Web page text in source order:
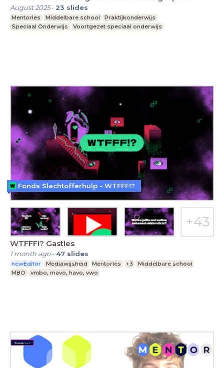
August 2025- 23 slides
Mentorles Middelbare school
Praktijkonderwijs
Speciaal Onderwijs
Voortgezet speciaal onderwijs
WTFFF!? Gastles
1 month ago- 47 slides
newEditor Mediawijsheid Mentorles +3
Middelbare school
MBO
vmbo, mavo, havo, vwo
Fonds Slachtofferhulp - WTFFF!?